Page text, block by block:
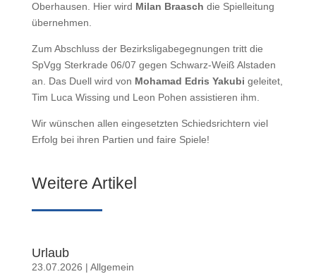
Oberhausen. Hier wird Milan Braasch die Spielleitung
übernehmen.
Zum Abschluss der Bezirksligabegegnungen tritt die
SpVgg Sterkrade 06/07 gegen Schwarz-Weiß Alstaden
an. Das Duell wird von Mohamad Edris Yakubi geleitet,
Tim Luca Wissing und Leon Pohen assistieren ihm.
Wir wünschen allen eingesetzten Schiedsrichtern viel
Erfolg bei ihren Partien und faire Spiele!
Weitere Artikel
Urlaub
23.07.2026 | Allgemein